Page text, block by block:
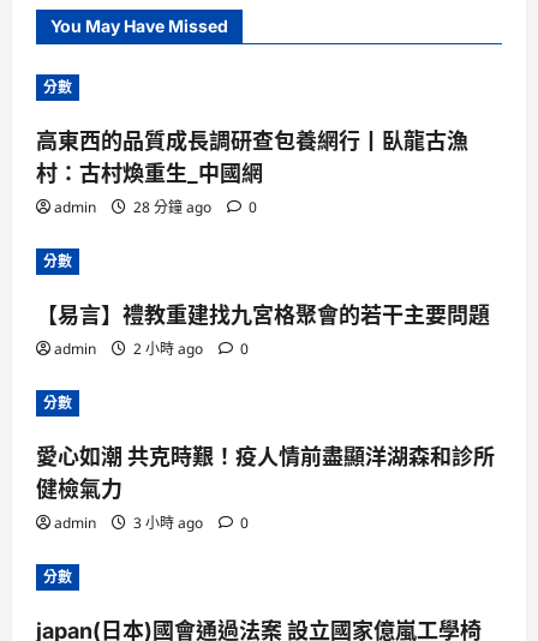
You May Have Missed
分數
高東西的品質成長調研查包養網行丨臥龍古漁
村：古村煥重生_中國網
admin 28 分鐘 ago 0
分數
【易言】禮教重建找九宮格聚會的若干主要問題
admin 2 小時 ago 0
分數
愛心如潮 共克時艱！疫人情前盡顯洋湖森和診所
健檢氣力
admin 3 小時 ago 0
分數
japan(日本)國會通過法案 設立國家億嵐工學椅